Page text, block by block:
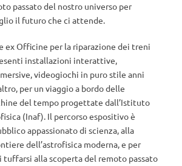
passato del nostro universo per
il futuro che ci attende.
ex Officine per la riparazione dei treni
installazioni interattive,
videogiochi in puro stile anni
per un viaggio a bordo delle
del tempo progettate dall’Istituto
(Inaf). Il percorso espositivo è
appassionato di scienza, alla
dell’astrofisica moderna, e per
tuffarsi alla scoperta del remoto passato